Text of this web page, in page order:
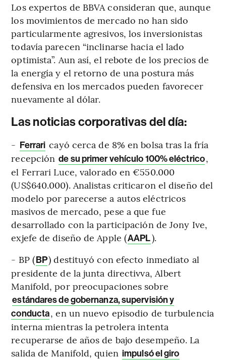
Los expertos de BBVA consideran que, aunque
los movimientos de mercado no han sido
particularmente agresivos, los inversionistas
todavía parecen “inclinarse hacia el lado
optimista”. Aun así, el rebote de los precios de
la energía y el retorno de una postura más
defensiva en los mercados pueden favorecer
nuevamente al dólar.
Las noticias corporativas del día:
- Ferrari cayó cerca de 8% en bolsa tras la fría
recepción de su primer vehículo 100% eléctrico,
el Ferrari Luce, valorado en €550.000
(US$640.000). Analistas criticaron el diseño del
modelo por parecerse a autos eléctricos
masivos de mercado, pese a que fue
desarrollado con la participación de Jony Ive,
exjefe de diseño de Apple (AAPL).
- BP (BP) destituyó con efecto inmediato al
presidente de la junta directivva, Albert
Manifold, por preocupaciones sobre
estándares de gobernanza, supervisión y
conducta, en un nuevo episodio de turbulencia
interna mientras la petrolera intenta
recuperarse de años de bajo desempeño. La
salida de Manifold, quien impulsó el giro